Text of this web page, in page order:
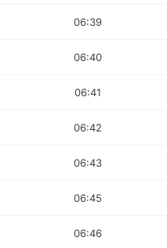
06:39
06:40
06:41
06:42
06:43
06:45
06:46